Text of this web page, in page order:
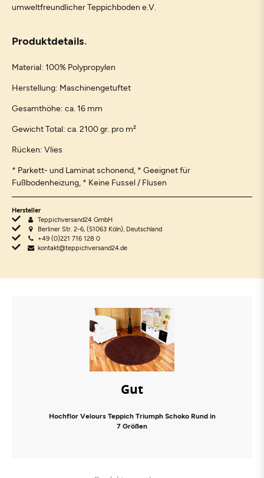
umweltfreundlicher Teppichboden e.V.
Produktdetails
Material: 100% Polypropylen
Herstellung: Maschinengetuftet
Gesamthöhe: ca. 16 mm
Gewicht Total: ca. 2100 gr. pro m²
Rücken: Vlies
* Parkett- und Laminat schonend, * Geeignet für
Fußbodenheizung, * Keine Fussel / Flusen
Hersteller
Teppichversand24 GmbH
Berliner Str. 2-6, (51063 Köln), Deutschland
+49 (0)221 716 128 0
kontakt@teppichversand24.de
Gut
Hochflor Velours Teppich Triumph Schoko Rund in
7 Größen